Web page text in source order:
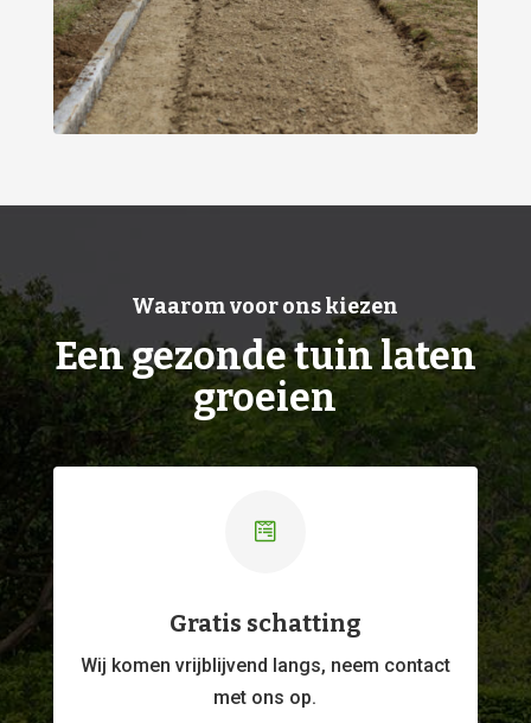
Waarom voor ons kiezen
Een gezonde tuin laten
groeien

Gratis schatting
Wij komen vrijblijvend langs, neem contact
met ons op.